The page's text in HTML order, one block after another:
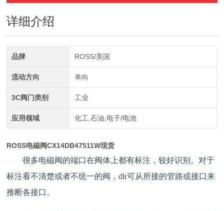
详细介绍
品牌 ROSS/美国
流动方向 单向
3C阀门类别 工业
应用领域 化工,石油,电子/电池
ROSS电磁阀CX14DB47511W现货
很多电磁阀的端口在阀体上都有标注，较好识别。对于
标注看不清楚或者不统一的阀，dlr可从所接的管路或接口来
推断各接口。